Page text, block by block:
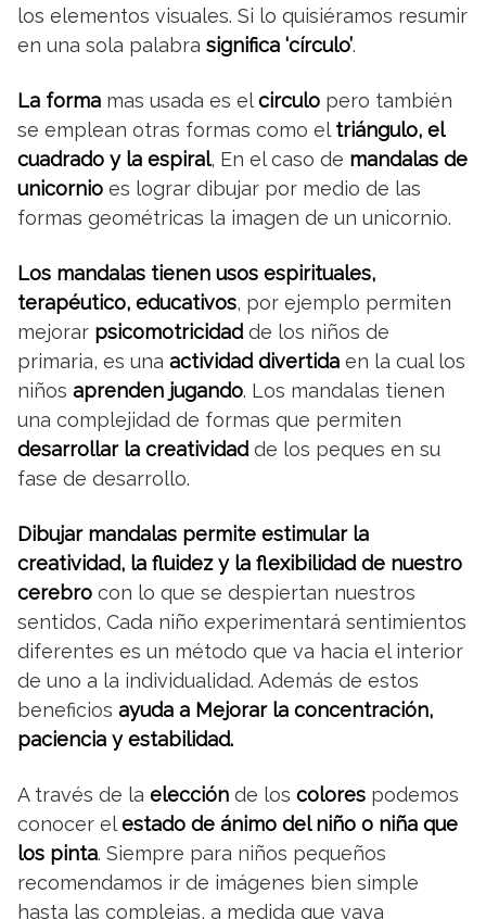
los elementos visuales. Si lo quisiéramos resumir
en una sola palabra significa ‘círculo’.
La forma mas usada es elcirculo pero también
se emplean otras formas como eltriángulo, el
cuadrado y la espiral, En el caso de mandalas de
unicornio es lograr dibujar por medio de las
formas geométricas la imagen de un unicornio.
Los mandalas tienen usos espirituales,
terapéutico, educativos, por ejemplo permiten
mejorar psicomotricidadde los niños de
primaria, es una actividad divertida en la cual los
niños aprenden jugando. Los mandalas tienen
una complejidad de formas que permiten
desarrollar la creatividadde los peques en su
fase de desarrollo.
Dibujar mandalas permite estimular la
creatividad, la fluidez y la flexibilidad de nuestro
cerebro con lo que se despiertan nuestros
sentidos, Cada niño experimentará sentimientos
diferentes es un método que va hacia el interior
de uno a la individualidad. Además de estos
beneficios ayuda a Mejorar la concentración,
paciencia y estabilidad.
A través de la elección de los colores podemos
conocer elestado de ánimo del niño o niña que
los pinta. Siempre para niños pequeños
recomendamos ir de imágenes bien simple
hasta las complejas, a medida que vaya